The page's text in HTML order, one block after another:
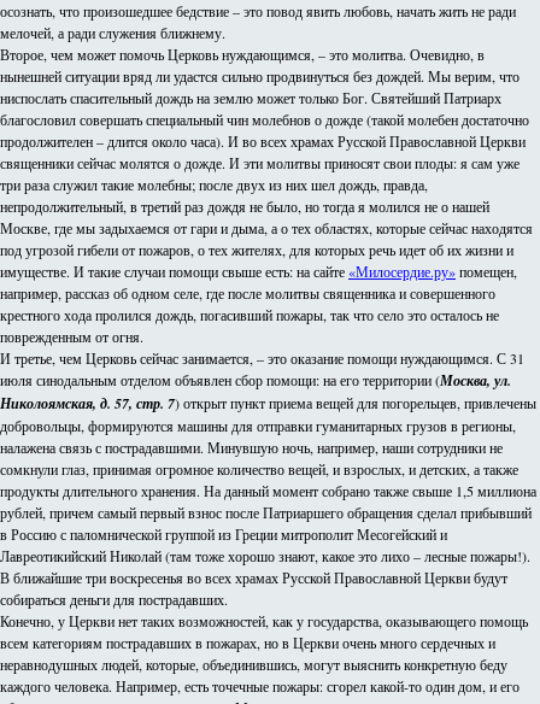
осознать, что произошедшее бедствие – это повод явить любовь, начать жить не ради
мелочей, а ради служения ближнему.
Второе, чем может помочь Церковь нуждающимся, – это молитва. Очевидно, в
нынешней ситуации вряд ли удастся сильно продвинуться без дождей. Мы верим, что
ниспослать спасительный дождь на землю может только Бог. Святейший Патриарх
благословил совершать специальный чин молебнов о дожде (такой молебен достаточно
продолжителен – длится около часа). И во всех храмах Русской Православной Церкви
священники сейчас молятся о дожде. И эти молитвы приносят свои плоды: я сам уже
три раза служил такие молебны; после двух из них шел дождь, правда,
непродолжительный, в третий раз дождя не было, но тогда я молился не о нашей
Москве, где мы задыхаемся от гари и дыма, а о тех областях, которые сейчас находятся
под угрозой гибели от пожаров, о тех жителях, для которых речь идет об их жизни и
имуществе. И такие случаи помощи свыше есть: на сайте «Милосердие.ру»помещен,
например, рассказ об одном селе, где после молитвы священника и совершенного
крестного хода пролился дождь, погасивший пожары, так что село это осталось не
поврежденным от огня.
И третье, чем Церковь сейчас занимается, – это оказание помощи нуждающимся. С 31
июля синодальным отделом объявлен сбор помощи: на его территории (Москва, ул.
Николоямская, д. 57, стр. 7) открыт пункт приема вещей для погорельцев, привлечены
добровольцы, формируются машины для отправки гуманитарных грузов в регионы,
налажена связь с пострадавшими. Минувшую ночь, например, наши сотрудники не
сомкнули глаз, принимая огромное количество вещей, и взрослых, и детских, а также
продукты длительного хранения. На данный момент собрано также свыше 1,5 миллиона
рублей, причем самый первый взнос после Патриаршего обращения сделал прибывший
в Россию с паломнической группой из Греции митрополит Месогейский и
Лавреотикийский Николай (там тоже хорошо знают, какое это лихо – лесные пожары!).
В ближайшие три воскресенья во всех храмах Русской Православной Церкви будут
собираться деньги для пострадавших.
Конечно, у Церкви нет таких возможностей, как у государства, оказывающего помощь
всем категориям пострадавших в пожарах, но в Церкви очень много сердечных и
неравнодушных людей, которые, объединившись, могут выяснить конкретную беду
каждого человека. Например, есть точечные пожары: сгорел какой-то один дом, и его